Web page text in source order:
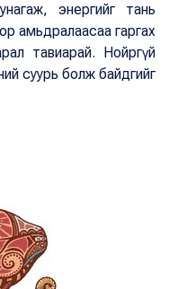
энергийг тань
амьдралаасаа гаргах
тавиарай. Нойргүй
суурь болж байдгийг